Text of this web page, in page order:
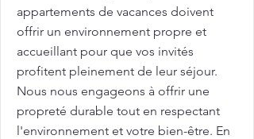
appartements de vacances doivent
offrir un environnement propre et
accueillant pour que vos invités
profitent pleinement de leur séjour.
Nous nous engageons à offrir une
propreté durable tout en respectant
l'environnement et votre bien-être. En